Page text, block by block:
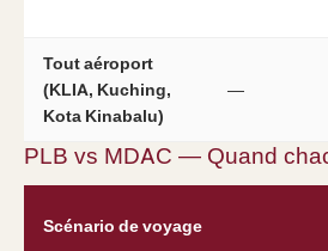
Tout aéroport
(KLIA, Kuching,
Kota Kinabalu)
—
PLB vs MDAC — Quand
Scénario de voyage